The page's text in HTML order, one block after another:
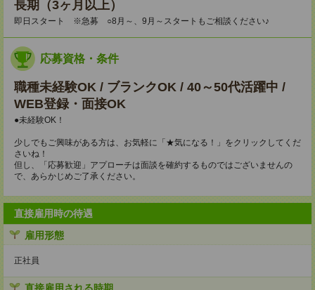
長期（3ヶ月以上）
即日スタート ※急募 ○8月～、9月～スタートもご相談ください♪
応募資格・条件
職種未経験OK / ブランクOK / 40～50代活躍中 /
WEB登録・面接OK
●未経験OK！
少しでもご興味がある方は、お気軽に「★気になる！」をクリックしてくだ
さいね！
但し、「応募歓迎」アプローチは面談を確約するものではございませんの
で、あらかじめご了承ください。
直接雇用時の待遇
雇用形態
正社員